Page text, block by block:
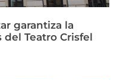
garantiza la
del Teatro Crisfel